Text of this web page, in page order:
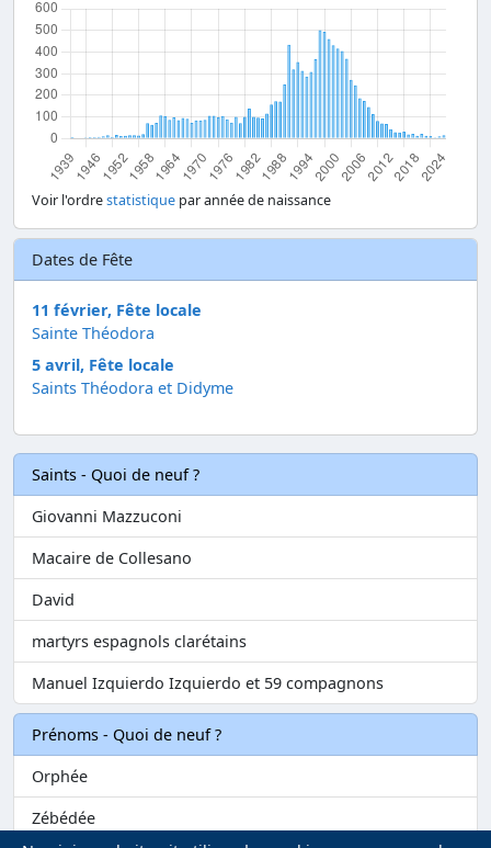
Voir l'ordrestatistique par année de naissance
Dates de Fête
11 février, Fête locale
Sainte Théodora
5 avril, Fête locale
Saints Théodora et Didyme
Saints - Quoi de neuf ?
Giovanni Mazzuconi
Macaire de Collesano
David
martyrs espagnols clarétains
Manuel Izquierdo Izquierdo et 59 compagnons
Prénoms - Quoi de neuf ?
Orphée
Zébédée